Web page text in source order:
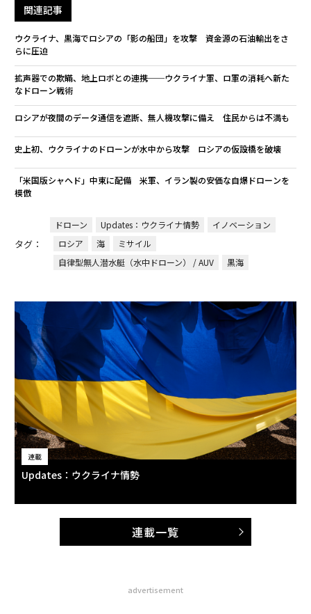
関連記事
ウクライナ、黒海でロシアの「影の船団」を攻撃 資金源の石油輸出をさ
らに圧迫
拡声器での欺瞞、地上ロボとの連携──ウクライナ軍、ロ軍の消耗へ新た
なドローン戦術
ロシアが夜間のデータ通信を遮断、無人機攻撃に備え 住民からは不満も
史上初、ウクライナのドローンが水中から攻撃 ロシアの仮設橋を破壊
「米国版シャヘド」中東に配備 米軍、イラン製の安価な自爆ドローンを
模倣
タグ：
ドローン Updates：ウクライナ情勢
イノベーション
ロシア
海
ミサイル
自律型無人潜水艇（水中ドローン） / AUV
黒海
連載
Updates：ウクライナ情勢
連載一覧
advertisement